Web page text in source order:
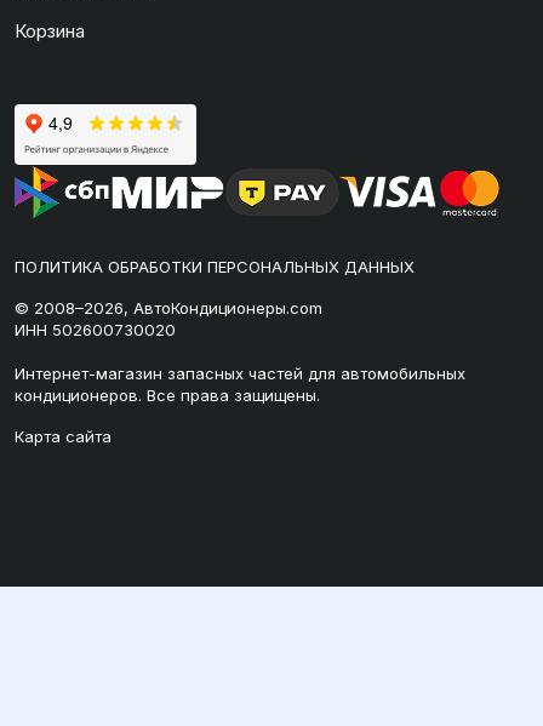
Корзина
ПОЛИТИКА ОБРАБОТКИ ПЕРСОНАЛЬНЫХ ДАННЫХ
© 2008–2026, АвтоКондиционеры.com
ИНН 502600730020
Интернет-магазин запасных частей для автомобильных
кондиционеров. Все права защищены.
Карта сайта